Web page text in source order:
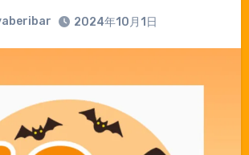
2024年10月1日